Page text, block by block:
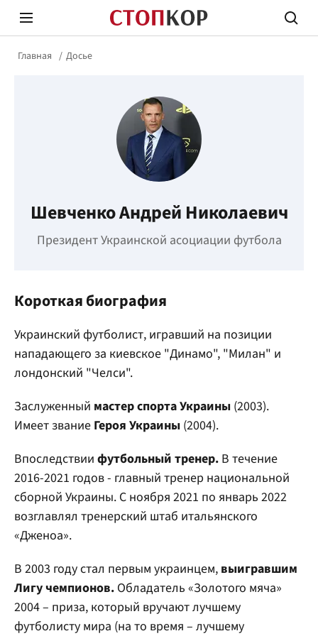
Стоп Политической Коррупции
Политика
Главная Досье
​Шевченко Андрей Николаевич
Президент Украинской асоциации футбола
Короткая биография
Украинский футболист, игравший на позиции
нападающего за киевское "Динамо", "Милан" и
лондонский "Челси".
Заслуженный мастер спорта Украины (2003).
Имеет звание Героя Украины (2004).
Впоследствии футбольный тренер. В течение
2016-2021 годов - главный тренер национальной
сборной Украины. С ноября 2021 по январь 2022
возглавлял тренерский штаб итальянского
«Дженоа».
В 2003 году стал первым украинцем, выигравшим
Лигу чемпионов. Обладатель «Золотого мяча»
2004 – приза, который вручают лучшему
футболисту мира (на то время – лучшему